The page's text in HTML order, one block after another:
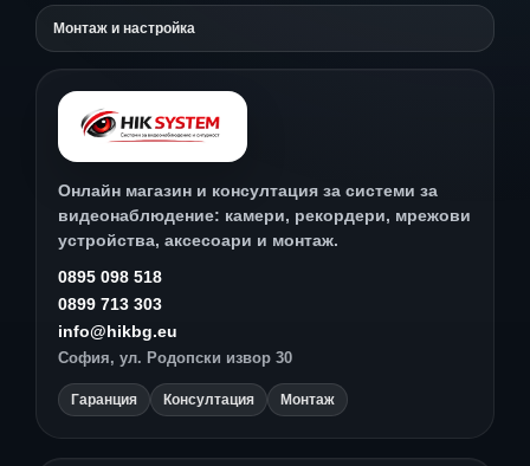
Монтаж и настройка
Онлайн магазин и консултация за системи за
видеонаблюдение: камери, рекордери, мрежови
устройства, аксесоари и монтаж.
0895 098 518
0899 713 303
info@hikbg.eu
София, ул. Родопски извор 30
Гаранция Консултация Монтаж